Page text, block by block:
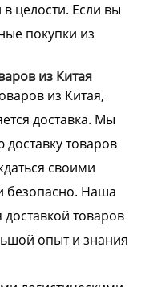
целости. Если вы
покупки из
из Китая
из Китая,
доставка. Мы
товаров
своими
безопасно. Наша
товаров
опыт и знания